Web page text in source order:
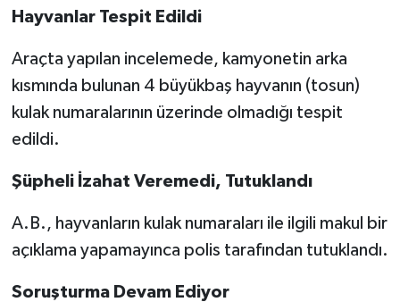
Hayvanlar Tespit Edildi
Araçta yapılan incelemede, kamyonetin arka
kısmında bulunan 4 büyükbaş hayvanın (tosun)
kulak numaralarının üzerinde olmadığı tespit
edildi.
Şüpheli İzahat Veremedi, Tutuklandı
A.B., hayvanların kulak numaraları ile ilgili makul bir
açıklama yapamayınca polis tarafından tutuklandı.
Soruşturma Devam Ediyor